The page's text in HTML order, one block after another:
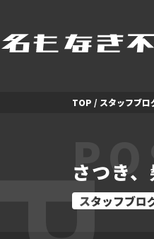
TOP / スタッフブロ
さつき
スタッフブロ